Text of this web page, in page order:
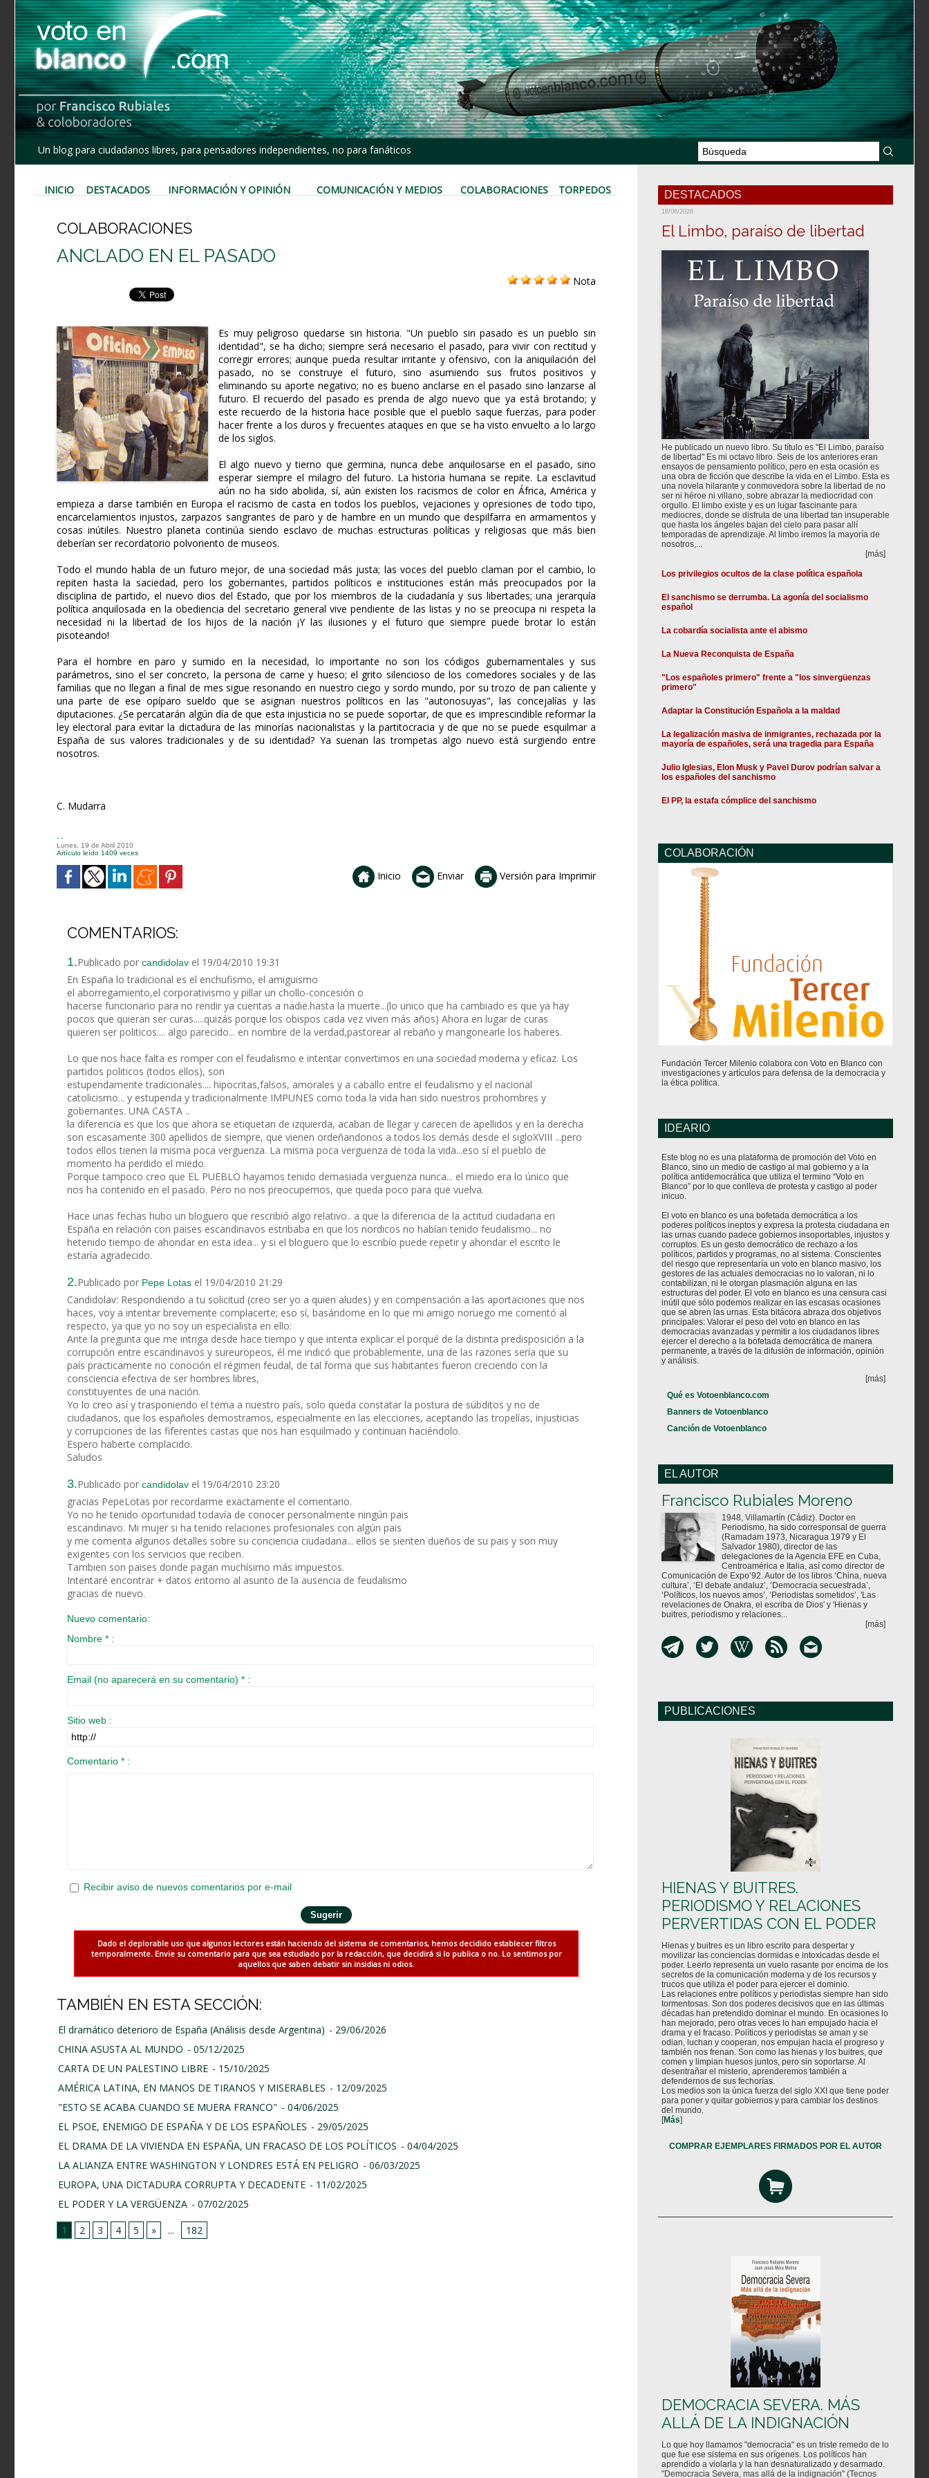
Un blog para ciudadanos libres, para pensadores independientes, no para fanáticos
INICIO DESTACADOS INFORMACIÓN Y OPINIÓN COMUNICACIÓN Y MEDIOS COLABORACIONES TORPEDOS
COLABORACIONES
ANCLADO EN EL PASADO
Nota
Es muy peligroso quedarse sin historia. "Un pueblo sin pasado es un pueblo sin
identidad", se ha dicho; siempre será necesario el pasado, para vivir con rectitud y
corregir errores; aunque pueda resultar irritante y ofensivo, con la aniquilación del
pasado, no se construye el futuro, sino asumiendo sus frutos positivos y
eliminando su aporte negativo; no es bueno anclarse en el pasado sino lanzarse al
futuro. El recuerdo del pasado es prenda de algo nuevo que ya está brotando; y
este recuerdo de la historia hace posible que el pueblo saque fuerzas, para poder
hacer frente a los duros y frecuentes ataques en que se ha visto envuelto a lo largo
de los siglos.
El algo nuevo y tierno que germina, nunca debe anquilosarse en el pasado, sino
esperar siempre el milagro del futuro. La historia humana se repite. La esclavitud
aún no ha sido abolida, sí, aún existen los racismos de color en África, América y
empieza a darse también en Europa el racismo de casta en todos los pueblos, vejaciones y opresiones de todo tipo,
encarcelamientos injustos, zarpazos sangrantes de paro y de hambre en un mundo que despilfarra en armamentos y
cosas inútiles. Nuestro planeta continúa siendo esclavo de muchas estructuras políticas y religiosas que más bien
deberían ser recordatorio polvoriento de museos.
Todo el mundo habla de un futuro mejor, de una sociedad más justa; las voces del pueblo claman por el cambio, lo
repiten hasta la saciedad, pero los gobernantes, partidos políticos e instituciones están más preocupados por la
disciplina de partido, el nuevo dios del Estado, que por los miembros de la ciudadanía y sus libertades; una jerarquía
política anquilosada en la obediencia del secretario general vive pendiente de las listas y no se preocupa ni respeta la
necesidad ni la libertad de los hijos de la nación ¡Y las ilusiones y el futuro que siempre puede brotar lo están
pisoteando!
Para el hombre en paro y sumido en la necesidad, lo importante no son los códigos gubernamentales y sus
parámetros, sino el ser concreto, la persona de carne y hueso; el grito silencioso de los comedores sociales y de las
familias que no llegan a final de mes sigue resonando en nuestro ciego y sordo mundo, por su trozo de pan caliente y
una parte de ese opíparo sueldo que se asignan nuestros políticos en las "autonosuyas", las concejalías y las
diputaciones. ¿Se percatarán algún día de que esta injusticia no se puede soportar, de que es imprescindible reformar la
ley electoral para evitar la dictadura de las minorías nacionalistas y la partitocracia y de que no se puede esquilmar a
España de sus valores tradicionales y de su identidad? Ya suenan las trompetas algo nuevo está surgiendo entre
nosotros.
C. Mudarra
- -
Lunes, 19 de Abril 2010
Artículo leído 1409 veces
Inicio Enviar Versión para Imprimir
COMENTARIOS:
1.Publicado por candidolav el 19/04/2010 19:31
En España lo tradicional es el enchufismo, el amiguismo
el aborregamiento,el corporativismo y pillar un chollo-concesión o
hacerse funcionario para no rendir ya cuentas a nadie.hasta la muerte...(lo unico que ha cambiado es que ya hay
pocos que quieran ser curas.....quizás porque los obispos cada vez viven más años) Ahora en lugar de curas
quieren ser politicos.... algo parecido... en nombre de la verdad,pastorear al rebaño y mangonearle los haberes.
Lo que nos hace falta es romper con el feudalismo e intentar convertirnos en una sociedad moderna y eficaz. Los
partidos politicos (todos ellos), son
estupendamente tradicionales.... hipocritas,falsos, amorales y a caballo entre el feudalismo y el nacional
catolicismo... y estupenda y tradicionalmente IMPUNES como toda la vida han sido nuestros prohombres y
gobernantes. UNA CASTA ..
la diferencia es que los que ahora se etiquetan de izquierda, acaban de llegar y carecen de apellidos y en la derecha
son escasamente 300 apellidos de siempre, que vienen ordeñandonos a todos los demás desde el sigloXVIII ...pero
todos ellos tienen la misma poca verguenza. La misma poca verguenza de toda la vida...eso sí el pueblo de
momento ha perdido el miedo.
Porque tampoco creo que EL PUEBLO hayamos tenido demasiada verguenza nunca... el miedo era lo único que
nos ha contenido en el pasado. Pero no nos preocupemos, que queda poco para que vuelva.
Hace unas fechas hubo un bloguero que rescribió algo relativo.. a que la diferencia de la actitud ciudadana en
España en relación con paises escandinavos estribaba en que los nordicos no habían tenido feudalismo... no
hetenido tiempo de ahondar en esta idea... y si el bloguero que lo escribío puede repetir y ahondar el escrito le
estaría agradecido.
2.Publicado por Pepe Lotas el 19/04/2010 21:29
Candidolav: Respondiendo a tu solicitud (creo ser yo a quien aludes) y en compensación a las aportaciones que nos
haces, voy a intentar brevemente complacerte; eso sí, basándome en lo que mi amigo noruego me comentó al
respecto, ya que yo no soy un especialista en ello:
Ante la pregunta que me intriga desde hace tiempo y que intenta explicar el porqué de la distinta predisposición a la
corrupción entre escandinavos y sureuropeos, él me indicó que probablemente, una de las razones sería que su
país practicamente no conoción el régimen feudal, de tal forma que sus habitantes fueron creciendo con la
consciencia efectiva de ser hombres libres,
constituyentes de una nación.
Yo lo creo así y trasponiendo el tema a nuestro país, solo queda constatar la postura de súbditos y no de
ciudadanos, que los españoles demostramos, especialmente en las elecciones, aceptando las tropelías, injusticias
y corrupciones de las fiferentes castas que nos han esquilmado y continuan haciéndolo.
Espero haberte complacido.
Saludos
3.Publicado por candidolav el 19/04/2010 23:20
gracias PepeLotas por recordarme exactamente el comentario.
Yo no he tenido oportunidad todavía de conocer personalmente ningún pais
escandinavo. Mi mujer si ha tenido relaciones profesionales con algún pais
y me comenta algunos detalles sobre su conciencia ciudadana... ellos se sienten dueños de su pais y son muy
exigentes con los servicios que reciben.
Tambien son paises donde pagan muchísimo más impuestos.
Intentaré encontrar + datos entorno al asunto de la ausencia de feudalismo
gracias de nuevo.
Nuevo comentario:
Nombre * :
Email (no aparecerá en su comentario) * :
Sitio web :
Comentario * :
Recibir aviso de nuevos comentarios por e-mail
Dado el deplorable uso que algunos lectores están haciendo del sistema de comentarios, hemos decidido establecer filtros
temporalmente. Envie su comentario para que sea estudiado por la redacción, que decidirá si lo publica o no. Lo sentimos por
aquellos que saben debatir sin insidias ni odios.
TAMBIÉN EN ESTA SECCIÓN:
El dramático deterioro de España (Análisis desde Argentina) - 29/06/2026
CHINA ASUSTA AL MUNDO - 05/12/2025
CARTA DE UN PALESTINO LIBRE - 15/10/2025
AMÉRICA LATINA, EN MANOS DE TIRANOS Y MISERABLES - 12/09/2025
"ESTO SE ACABA CUANDO SE MUERA FRANCO" - 04/06/2025
EL PSOE, ENEMIGO DE ESPAÑA Y DE LOS ESPAÑOLES - 29/05/2025
EL DRAMA DE LA VIVIENDA EN ESPAÑA, UN FRACASO DE LOS POLÍTICOS - 04/04/2025
LA ALIANZA ENTRE WASHINGTON Y LONDRES ESTÁ EN PELIGRO - 06/03/2025
EUROPA, UNA DICTADURA CORRUPTA Y DECADENTE - 11/02/2025
EL PODER Y LA VERGÜENZA - 07/02/2025
1
2 3 4 5 » ... 182
DESTACADOS
18/06/2026
El Limbo, paraíso de libertad
He publicado un nuevo libro. Su título es "El Limbo, paraíso
de libertad" Es mi octavo libro. Seis de los anteriores eran
ensayos de pensamiento político, pero en esta ocasión es
una obra de ficción que describe la vida en el Limbo. Esta es
una novela hilarante y conmovedora sobre la libertad de no
ser ni héroe ni villano, sobre abrazar la mediocridad con
orgullo. El limbo existe y es un lugar fascinante para
mediocres, donde se disfruta de una libertad tan insuperable
que hasta los ángeles bajan del cielo para pasar allí
temporadas de aprendizaje. Al limbo iremos la mayoría de
nosotros,...
[más]
Los privilegios ocultos de la clase política española
El sanchismo se derrumba. La agonía del socialismo
español
La cobardía socialista ante el abismo
La Nueva Reconquista de España
"Los españoles primero" frente a "los sinvergüenzas
primero"
Adaptar la Constitución Española a la maldad
La legalización masiva de inmigrantes, rechazada por la
mayoría de españoles, será una tragedia para España
Julio Iglesias, Elon Musk y Pavel Durov podrían salvar a
los españoles del sanchismo
El PP, la estafa cómplice del sanchismo
COLABORACIÓN
Fundación Tercer Milenio colabora con Voto en Blanco con
investigaciones y artículos para defensa de la democracia y
la ética política.
IDEARIO
Este blog no es una plataforma de promoción del Voto en
Blanco, sino un medio de castigo al mal gobierno y a la
política antidemocrática que utiliza el termino “Voto en
Blanco” por lo que conlleva de protesta y castigo al poder
inicuo.
El voto en blanco es una bofetada democrática a los
poderes políticos ineptos y expresa la protesta ciudadana en
las urnas cuando padece gobiernos insoportables, injustos y
corruptos. Es un gesto democrático de rechazo a los
políticos, partidos y programas, no al sistema. Conscientes
del riesgo que representaría un voto en blanco masivo, los
gestores de las actuales democracias no lo valoran, ni lo
contabilizan, ni le otorgan plasmación alguna en las
estructuras del poder. El voto en blanco es una censura casi
inútil que sólo podemos realizar en las escasas ocasiones
que se abren las urnas. Esta bitácora abraza dos objetivos
principales: Valorar el peso del voto en blanco en las
democracias avanzadas y permitir a los ciudadanos libres
ejercer el derecho a la bofetada democrática de manera
permanente, a través de la difusión de información, opinión
y análisis.
[más]
Qué es Votoenblanco.com
Banners de Votoenblanco
Canción de Votoenblanco
EL AUTOR
Francisco Rubiales Moreno
1948, Villamartín (Cádiz). Doctor en
Periodismo, ha sido corresponsal de guerra
(Ramadam 1973, Nicaragua 1979 y El
Salvador 1980), director de las
delegaciones de la Agencia EFE en Cuba,
Centroamérica e Italia, así como director de
Comunicación de Expo’92. Autor de los libros ‘China, nueva
cultura’, ‘El debate andaluz’, ‘Democracia secuestrada’,
‘Políticos, los nuevos amos’, ‘Periodistas sometidos’, 'Las
revelaciones de Onakra, el escriba de Dios' y 'Hienas y
buitres, periodismo y relaciones...
[más]
PUBLICACIONES
HIENAS Y BUITRES.
PERIODISMO Y RELACIONES
PERVERTIDAS CON EL PODER
Hienas y buitres es un libro escrito para despertar y
movilizar las conciencias dormidas e intoxicadas desde el
poder. Leerlo representa un vuelo rasante por encima de los
secretos de la comunicación moderna y de los recursos y
trucos que utiliza el poder para ejercer el dominio.
Las relaciones entre políticos y periodistas siempre han sido
tormentosas. Son dos poderes decisivos que en las últimas
décadas han pretendido dominar el mundo. En ocasiones lo
han mejorado, pero otras veces lo han empujado hacia el
drama y el fracaso. Políticos y periodistas se aman y se
odian, luchan y cooperan, nos empujan hacia el progreso y
también nos frenan. Son como las hienas y los buitres, que
comen y limpian huesos juntos, pero sin soportarse. Al
desentrañar el misterio, aprenderemos también a
defendernos de sus fechorías.
Los medios son la única fuerza del siglo XXI que tiene poder
para poner y quitar gobiernos y para cambiar los destinos
del mundo.
[Más]
COMPRAR EJEMPLARES FIRMADOS POR EL AUTOR
DEMOCRACIA SEVERA. MÁS
ALLÁ DE LA INDIGNACIÓN
Lo que hoy llamamos "democracia" es un triste remedo de lo
que fue ese sistema en sus orígenes. Los políticos han
aprendido a violarla y la han desnaturalizado y desarmado.
"Democracia Severa, mas allá de la indignación" (Tecnos